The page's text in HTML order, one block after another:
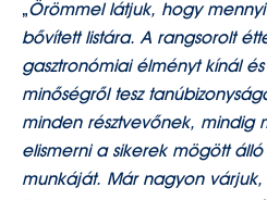
„Örömmel látjuk, hogy
bővített listára. A rangsorolt
gasztronómiai élményt kínál
minőségről tesz
minden résztvevőnek, mindig
elismerni a sikerek mögött
munkáját. Már nagyon